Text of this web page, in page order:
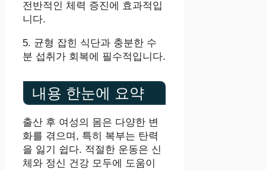
전반적인 체력 증진에 효과적입
니다.
5. 균형 잡힌 식단과 충분한 수
분 섭취가 회복에 필수적입니다.
내용 한눈에 요약
출산 후 여성의 몸은 다양한 변
화를 겪으며, 특히 복부는 탄력
을 잃기 쉽다. 적절한 운동은 신
체와 정신 건강 모두에 도움이